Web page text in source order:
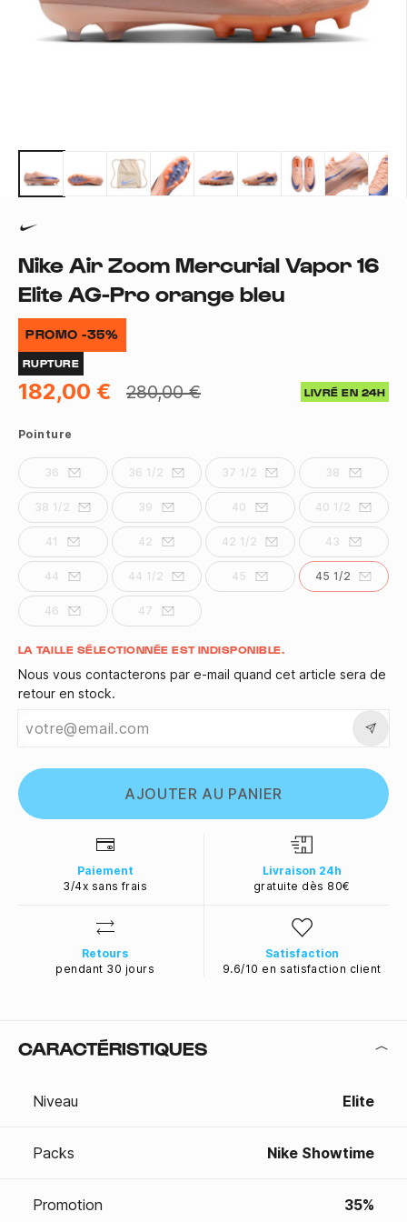
Nike Air Zoom Mercurial Vapor 16
Elite AG-Pro orange bleu
PROMO -35%
RUPTURE
182,00 € 280,00 € LIVRÉ EN 24H
Pointure
36 36 1/2 37 1/2 38
38 1/2 39 40 40 1/2
41 42 42 1/2 43
44 44 1/2 45 45 1/2
46 47
Quantité
LA TAILLE SÉLECTIONNÉE EST INDISPONIBLE.
Nous vous contacterons par e-mail quand cet article sera de
retour en stock.
AJOUTER AU PANIER
Paiement
3/4x sans frais
Livraison 24h
gratuite dès 80€
Retours
pendant 30 jours
Satisfaction
9.6/10 en satisfaction client
CARACTÉRISTIQUES
Niveau Elite
Packs Nike Showtime
Promotion 35%